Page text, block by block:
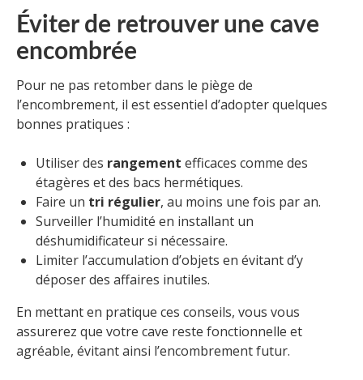
Éviter de retrouver une cave
encombrée
Pour ne pas retomber dans le piège de
l’encombrement, il est essentiel d’adopter quelques
bonnes pratiques :
Utiliser des rangement efficaces comme des
étagères et des bacs hermétiques.
Faire un tri régulier, au moins une fois par an.
Surveiller l’humidité en installant un
déshumidificateur si nécessaire.
Limiter l’accumulation d’objets en évitant d’y
déposer des affaires inutiles.
En mettant en pratique ces conseils, vous vous
assurerez que votre cave reste fonctionnelle et
agréable, évitant ainsi l’encombrement futur.